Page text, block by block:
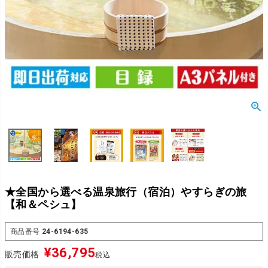
★全国から選べる温泉旅行（宿泊）やすらぎの旅
【和＆ペシュ】
商品番号 24-6194-635
販売価格 ¥36,795税込